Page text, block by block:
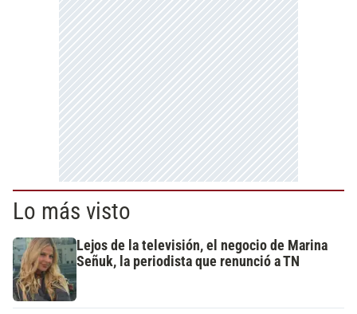
Lo más visto
Lejos de la televisión, el negocio de Marina
Señuk, la periodista que renunció a TN